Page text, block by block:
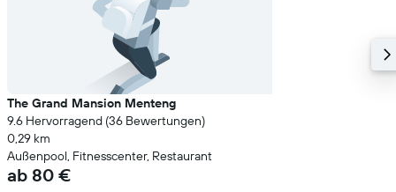
The Grand Mansion Menteng
9.6 Hervorragend (36 Bewertungen)
0,29 km
Außenpool, Fitnesscenter, Restaurant
ab 80 €